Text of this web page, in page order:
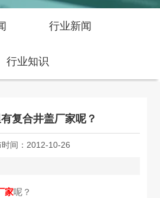
行业新闻
行业知识
复合井盖厂家呢？
间： 2012-10-26
家呢？